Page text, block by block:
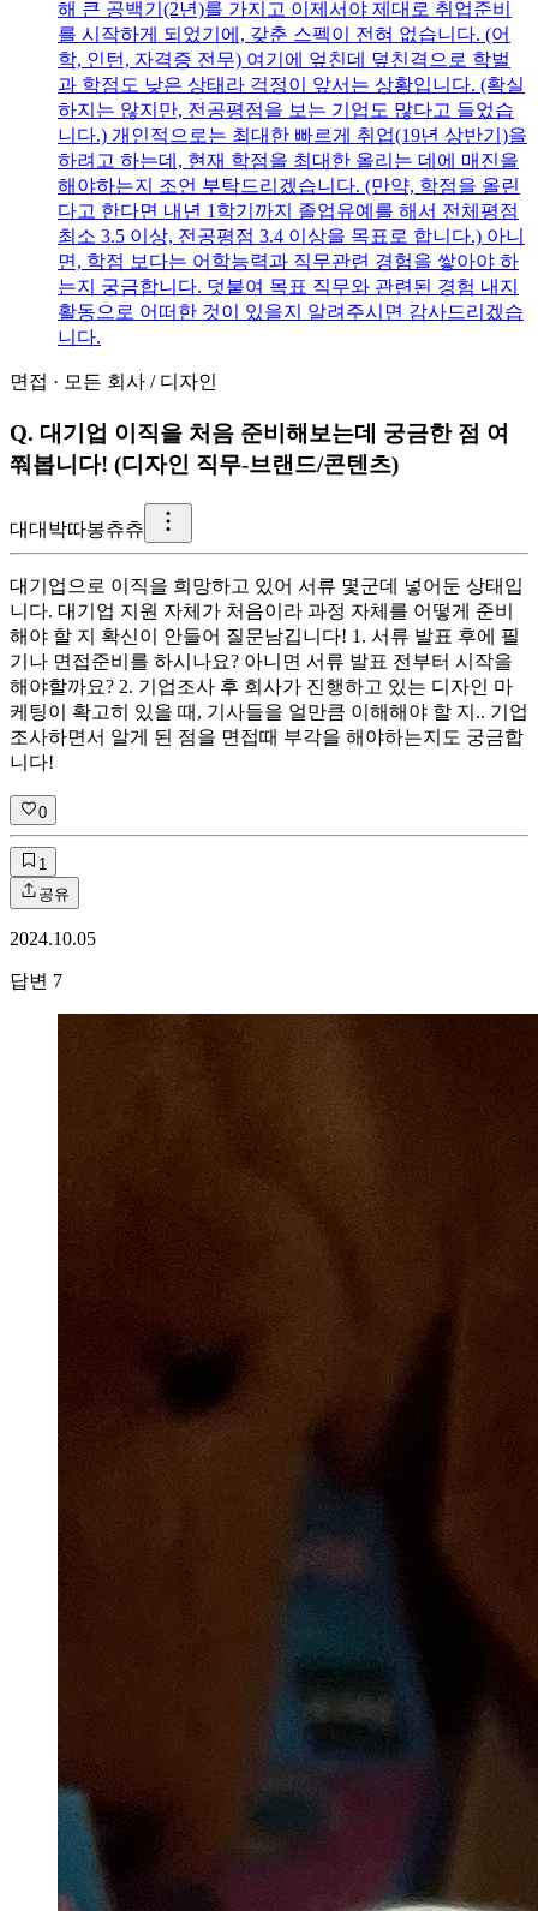
해 큰 공백기(2년)를 가지고 이제서야 제대로 취업준비
를 시작하게 되었기에, 갖춘 스펙이 전혀 없습니다. (어
학, 인턴, 자격증 전무) 여기에 엎친데 덮친격으로 학벌
과 학점도 낮은 상태라 걱정이 앞서는 상황입니다. (확실
하지는 않지만, 전공평점을 보는 기업도 많다고 들었습
니다.) 개인적으로는 최대한 빠르게 취업(19년 상반기)을
하려고 하는데, 현재 학점을 최대한 올리는 데에 매진을
해야하는지 조언 부탁드리겠습니다. (만약, 학점을 올린
다고 한다면 내년 1학기까지 졸업유예를 해서 전체평점
최소 3.5 이상, 전공평점 3.4 이상을 목표로 합니다.) 아니
면, 학점 보다는 어학능력과 직무관련 경험을 쌓아야 하
는지 궁금합니다. 덧붙여 목표 직무와 관련된 경험 내지
활동으로 어떠한 것이 있을지 알려주시면 감사드리겠습
니다.
면접 · 모든 회사 / 디자인
Q. 대기업 이직을 처음 준비해보는데 궁금한 점 여
쭤봅니다! (디자인 직무-브랜드/콘텐츠)
대대박따봉츄츄
대기업으로 이직을 희망하고 있어 서류 몇군데 넣어둔 상태입
니다. 대기업 지원 자체가 처음이라 과정 자체를 어떻게 준비
해야 할 지 확신이 안들어 질문남깁니다! 1. 서류 발표 후에 필
기나 면접준비를 하시나요? 아니면 서류 발표 전부터 시작을
해야할까요? 2. 기업조사 후 회사가 진행하고 있는 디자인 마
케팅이 확고히 있을 때, 기사들을 얼만큼 이해해야 할 지.. 기업
조사하면서 알게 된 점을 면접때 부각을 해야하는지도 궁금합
니다!
0
1
공유
2024.10.05
답변 7